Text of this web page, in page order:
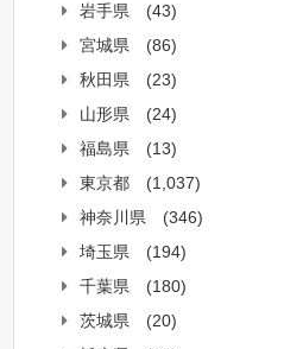
岩手県
(43)
宮城県
(86)
秋田県
(23)
山形県
(24)
福島県
(13)
東京都
(1,037)
神奈川県
(346)
埼玉県
(194)
千葉県
(180)
茨城県
(20)